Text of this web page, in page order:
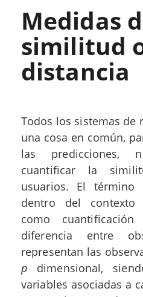
Medidas
similitud
distancia
Todos los sistemas de
una cosa en común,
las predicciones,
cuantificar la
usuarios. El término
dentro del contexto
como
diferencia entre
representan las
p dimensional,
variables asociadas a